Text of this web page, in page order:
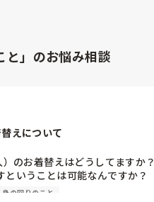
と」のお悩み相談
えについて
のお着替えはどうしてますか？
ということは可能なんですか？
してもいいのでしょうか？職員は
身の回りのこと